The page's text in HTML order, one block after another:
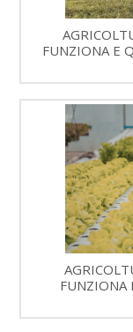
FUNZIONA E
FUNZIONA